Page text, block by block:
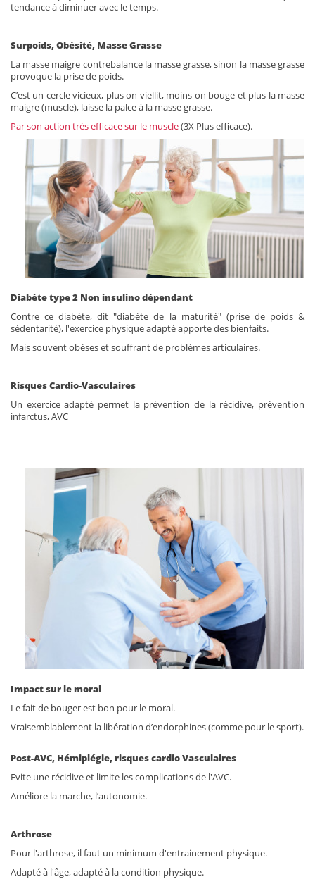
tendance à diminuer avec le temps.
Surpoids, Obésité, Masse Grasse
La masse maigre contrebalance la masse grasse, sinon la masse grasse
provoque la prise de poids.
C’est un cercle vicieux, plus on viellit, moins on bouge et plus la masse
maigre (muscle), laisse la palce à la masse grasse.
Par son action très efficace sur le muscle(3X Plus efficace).
Diabète type 2 Non insulino dépendant
Contre ce diabète, dit "diabète de la maturité" (prise de poids &
sédentarité), l'exercice physique adapté apporte des bienfaits.
Mais souvent obèses et souffrant de problèmes articulaires.
Risques Cardio-Vasculaires
Un exercice adapté permet la prévention de la récidive, prévention
infarctus, AVC
Impact sur le moral
Le fait de bouger est bon pour le moral.
Vraisemblablement la libération d’endorphines (comme pour le sport).
Post-AVC, Hémiplégie, risques cardio Vasculaires
Evite une récidive et limite les complications de l'AVC.
Améliore la marche, l’autonomie.
Arthrose
Pour l'arthrose, il faut un minimum d'entrainement physique.
Adapté à l'âge, adapté à la condition physique.